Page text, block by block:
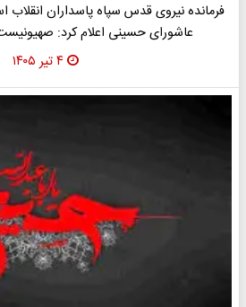
فرمانده نیروی قدس سپاه پاسداران انقلاب
عاشورای حسینی اعلام کرد:
۴ تیر ۱۴۰۵